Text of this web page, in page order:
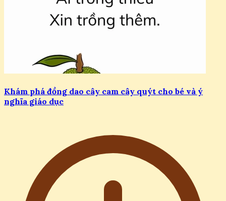
Khám phá đồng dao cây cam cây quýt cho bé và ý
nghĩa giáo dục